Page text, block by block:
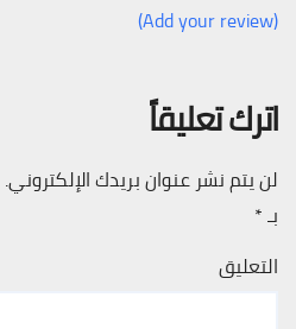
(Add your review)
اترك تعليقاً
لن يتم نشر عنوان بريدك الإلكتروني.
بـ*
التعليق